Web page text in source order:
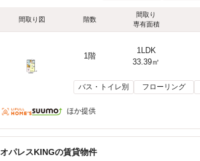
間取り図 階数
間取り
専有面積
1階
1LDK
33.39㎡
バス・トイレ別 フローリング
ほか提供
パレスKINGの賃貸物件